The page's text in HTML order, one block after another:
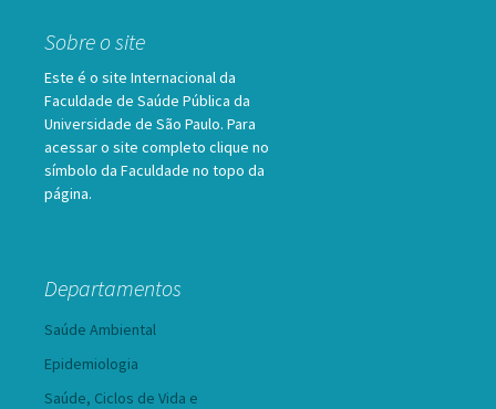
Sobre o site
Este é o site Internacional da
Faculdade de Saúde Pública da
Universidade de São Paulo. Para
acessar o site completo clique no
símbolo da Faculdade no topo da
página.
Departamentos
Saúde Ambiental
Epidemiologia
Saúde, Ciclos de Vida e